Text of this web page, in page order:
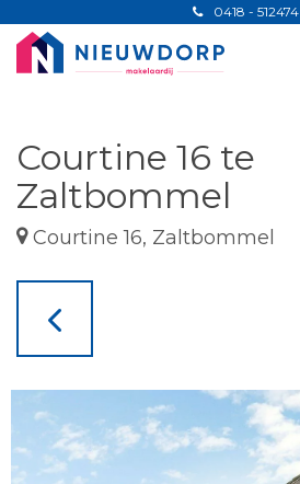
0418 - 512474
Courtine 16 te
Zaltbommel
Courtine 16, Zaltbommel